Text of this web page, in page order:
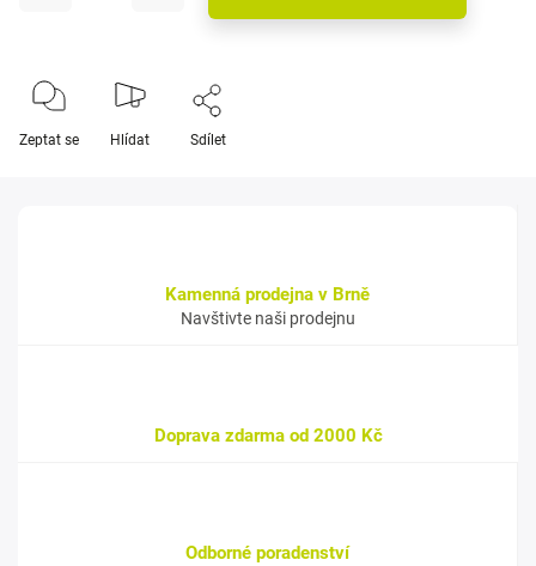
Zeptat se Hlídat Sdílet
Kamenná prodejna v Brně
Navštivte naši prodejnu
Doprava zdarma od 2000 Kč
Odborné poradenství